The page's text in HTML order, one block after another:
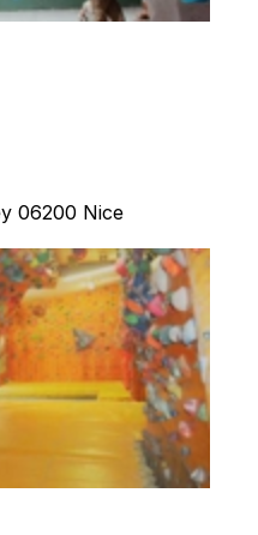
06200 Nice